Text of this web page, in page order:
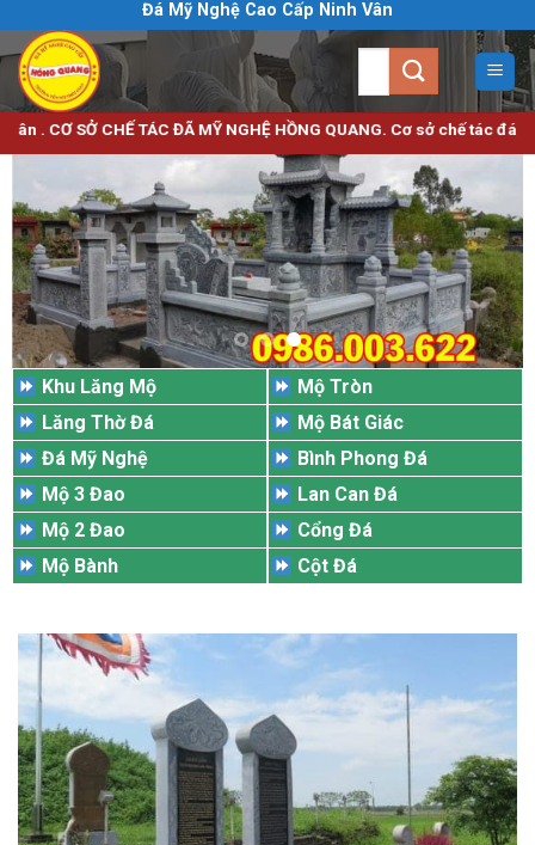
qua
nội
dung
Đá Mỹ Nghệ Cao Cấp Ninh Vân
SỞ CHẾ TÁC ĐÃ MỸ NGHỆ HỒNG QUANG. Cơ sở chế tác đá
Khu Lăng Mộ
Lăng Thờ Đá
Đá Mỹ Nghệ
Mộ 3 Đao
Mộ 2 Đao
Mộ Bành
Mộ Tròn
Mộ Bát Giác
Bình Phong Đá
Lan Can Đá
Cổng Đá
Cột Đá